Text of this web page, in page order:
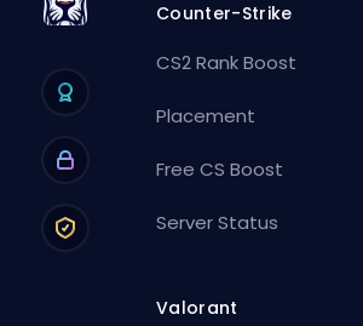
Counter-Strike
CS2 Rank Boost
Placement
Free CS Boost
Server Status
Valorant